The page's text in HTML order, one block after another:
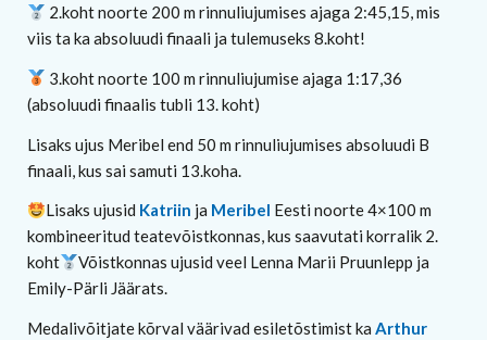
2.koht noorte 200 m rinnuliujumises ajaga 2:45,15, mis
viis ta ka absoluudi finaali ja tulemuseks 8.koht!
3.koht noorte 100 m rinnuliujumise ajaga 1:17,36
(absoluudi finaalis tubli 13. koht)
Lisaks ujus Meribel end 50 m rinnuliujumises absoluudi B
finaali, kus sai samuti 13.koha.
Lisaks ujusid Katriin ja Meribel Eesti noorte 4×100 m
kombineeritud teatevõistkonnas, kus saavutati korralik 2.
koht
Võistkonnas ujusid veel Lenna Marii Pruunlepp ja
Emily-Pärli Jäärats.
Medalivõitjate kõrval väärivad esiletõstimist ka Arthur